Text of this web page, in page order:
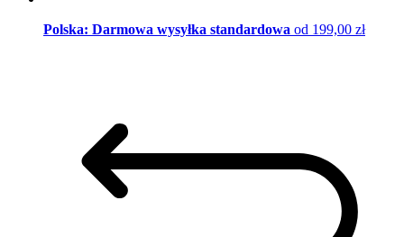
Polska: Darmowa wysyłka standardowa od 199,00 zł